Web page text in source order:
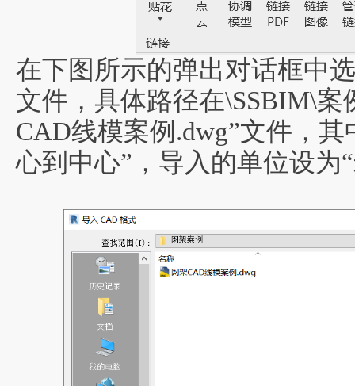
在下图所示的弹出对话框中
文件，具体路径在\SSBIM\
CAD线模案例.dwg”文件，
心到中心”，导入的单位设为